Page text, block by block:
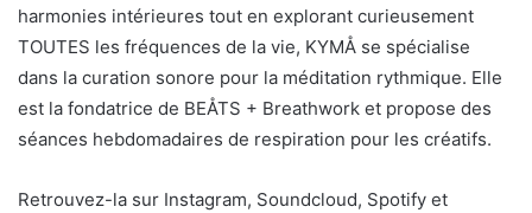
harmonies intérieures tout en explorant curieusement
TOUTES les fréquences de la vie, KYMÅ se spécialise
dans la curation sonore pour la méditation rythmique. Elle
est la fondatrice de BEÅTS + Breathwork et propose des
séances hebdomadaires de respiration pour les créatifs.
Retrouvez-la sur Instagram, Soundcloud, Spotify et